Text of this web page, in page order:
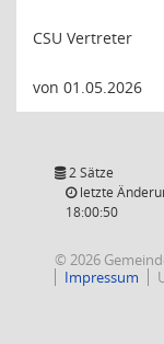
CSU Vertreter
von 01.05.2026
2 Sätze
letzte
18:00:50
© 2026
Impressum